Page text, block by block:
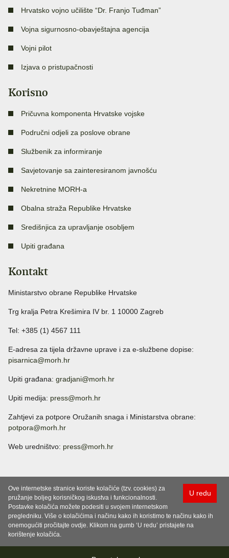
Hrvatsko vojno učilište “Dr. Franjo Tuđman”
Vojna sigurnosno-obavještajna agencija
Vojni pilot
Izjava o pristupačnosti
Korisno
Pričuvna komponenta Hrvatske vojske
Područni odjeli za poslove obrane
Službenik za informiranje
Savjetovanje sa zainteresiranom javnošću
Nekretnine MORH-a
Obalna straža Republike Hrvatske
Središnjica za upravljanje osobljem
Upiti građana
Kontakt
Ministarstvo obrane Republike Hrvatske
Trg kralja Petra Krešimira IV br. 1 10000 Zagreb
Tel: +385 (1) 4567 111
E-adresa za tijela državne uprave i za e-službene dopise:
pisarnica@morh.hr
Upiti građana: gradjani@morh.hr
Upiti medija: press@morh.hr
Zahtjevi za potpore Oružanih snaga i Ministarstva obrane:
potpora@morh.hr
Web uredništvo: press@morh.hr
U redu
Ove internetske stranice koriste kolačiće (tzv. cookies) za
pružanje boljeg korisničkog iskustva i funkcionalnosti.
Postavke kolačića možete podesiti u svojem internetskom
pregledniku. Više o kolačićima i načinu kako ih koristimo te načinu kako ih
onemogućiti pročitajte ovdje. Klikom na gumb ‘U redu’ pristajete na
korištenje kolačića.